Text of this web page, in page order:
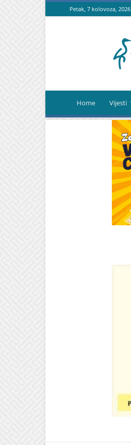
Petak, 7 kolovoza, 2026
Home Vijesti